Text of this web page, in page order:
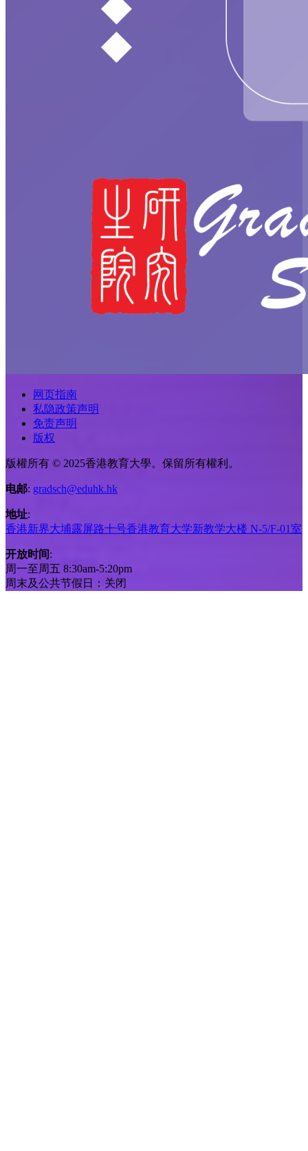
网页指南
私隐政策声明
免责声明
版权
版權所有 © 2025香港教育大學。保留所有權利。
电邮: gradsch@eduhk.hk
地址:
香港新界大埔露屏路十号香港教育大学新教学大楼 N-5/F-01室
开放时间:
周一至周五 8:30am-5:20pm
周末及公共节假日：关闭